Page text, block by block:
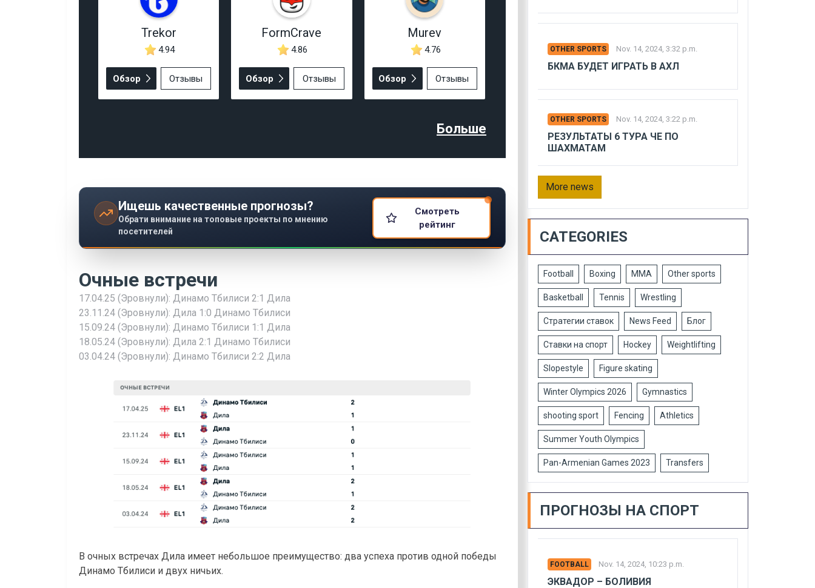
Trekor
4.94
Обзор Отзывы
FormCrave
4.86
Обзор Отзывы
Murev
4.76
Обзор Отзывы
Больше
Ищешь качественные прогнозы?
Обрати внимание на топовые проекты по мнению
посетителей
Смотреть
рейтинг
Очные встречи
17.04.25 (Эровнули): Динамо Тбилиси 2:1 Дила
23.11.24 (Эровнули): Дила 1:0 Динамо Тбилиси
15.09.24 (Эровнули): Динамо Тбилиси 1:1 Дила
18.05.24 (Эровнули): Дила 2:1 Динамо Тбилиси
03.04.24 (Эровнули): Динамо Тбилиси 2:2 Дила
В очных встречах Дила имеет небольшое преимущество: два успеха против одной победы
Динамо Тбилиси и двух ничьих.
OTHER SPORTS Nov. 14, 2024, 3:32 p.m.
БКМА БУДЕТ ИГРАТЬ В АХЛ
OTHER SPORTS Nov. 14, 2024, 3:22 p.m.
РЕЗУЛЬТАТЫ 6 ТУРА ЧЕ ПО
ШАХМАТАМ
More news
CATEGORIES
Football Boxing MMA Other sports
Basketball Tennis Wrestling
Стратегии ставок News Feed Блог
Ставки на спорт Hockey Weightlifting
Slopestyle Figure skating
Winter Olympics 2026 Gymnastics
shooting sport Fencing Athletics
Summer Youth Olympics
Pan-Armenian Games 2023 Transfers
ПРОГНОЗЫ НА СПОРТ
FOOTBALL Nov. 14, 2024, 10:23 p.m.
ЭКВАДОР – БОЛИВИЯ